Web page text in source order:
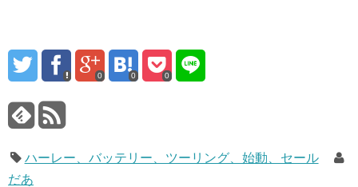
0 0 0
ハーレー、バッテリー、ツーリング、始動、セール
だあ